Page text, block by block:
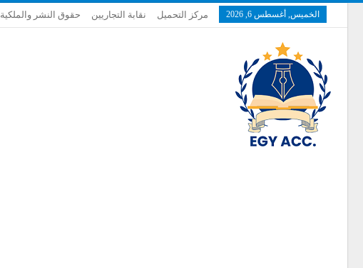
الخميس, أغسطس 6, 2026 مركز التحميل نقابة التجاريين حقوق النشر والملكية